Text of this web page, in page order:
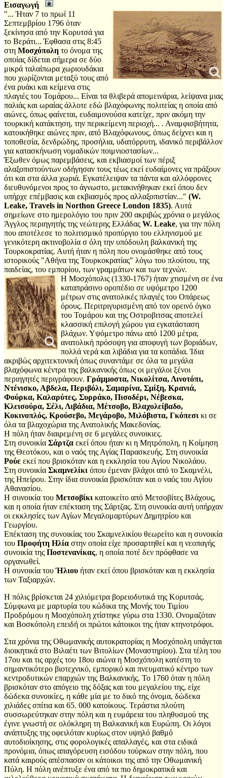
Εισαγωγή
"... Ήταν 7 το πρωί 11
Σεπτεμβρίου 1796 όταν
ξεκίνησα από την Κορυτσά για
το Βεράτι... Έφθασα στις 8:45
στη Μοσχόπολη το όνομα της
οποίας δίδεται σήμερα σε δύο
μικρά ταλαίπωρα χωριουδάκια
που χωρίζονται μεταξύ τους από
ένα ρυάκι και κείμενα στις
πλαγιές του Τομάρου... Είναι τα θλιβερά απομεινάρια, λείψανα μιας
παλιάς και ωραίας άλλοτε εδώ βλαχόφωνης πολιτείας η οποία από
αιώνες, όπως φαίνεται, ευδαιμονούσα κατείχε, πριν ακόμη την
τουρκική κατάκτηση, την περικείμενη περιοχή... . Αναμφισβήτητα,
κατοικήθηκε αιώνες πριν, από Βλαχόφωνους, όπως δείχνει και η
τοποθεσία, δενδρώδης, προσήλια, υδατόρρυτη, ιδανικό περιβάλλον
για κατασκήνωση νομαδικών ποιμνιοστασίων...
Έξωθεν όμως παρεμβάσεις, και εκβιασμοί των πέριξ
αλαξοπιστούντων οδήγησαν τους τέως εκεί ευδαίμονες να πράξουν
ότι και στα άλλα χωριά. Εγκατέλειψαν τα πάντα και αλλόφρονες
διευθυνόμενοι προς το άγνωστο, μετακινήθηκαν εκεί όπου δεν
υπήρχε επέμβασις και εκβιασμός προς αλλαξοπιστίαν..." (W.
Leake, Travels in Northon Greece London 1835). Αυτά
σημείωνε στο ημερολόγιο του πριν 200 ακριβώς χρόνια ο μεγάλος
Άγγλος περιηγητής της νεώτερης Ελλάδας W. Leake, για την πόλη
που αποτέλεσε το πολιτισμικό προπύργιο του ελληνισμού με
γενικότερη ακτινοβολία σ όλη την υπόδουλη βαλκανική της
Τουρκοκρατίας. Αυτή ήταν η πόλη που ονομάσθηκε από τους
ιστορικούς "Αθήνα της Τουρκοκρατίας" λόγω του πλούτου, της
παιδείας, του εμπορίου, των γραμμάτων και των τεχνών.
Η Μοσχόπολις (1330-1767) ήταν χτισμένη σε ένα
καταπράσινο οροπέδιο σε υψόμετρο 1200
μέτρων στις ανατολικές πλαγιές του Οπάρεως
όρους. Περιτριγυρισμένη από τον ορεινό όγκο
του Τομάρου και της Οστροβιτσας αποτελεί
κλασσική επιλογή χώρου για εγκατάσταση
βλάχων. Υψόμετρο πάνω από 1200 μέτρα,
ανατολική πρόσοψη για αποφυγή των βοριάδων,
πολλά νερά και λιβάδια για τα κοπάδια. Ίδια
ακριβώς αρχιτεκτονική όπως συναντάμε σε όλα τα μεγάλα
βλαχόφωνα κέντρα της βαλκανικής όπως οι μεγάλοι ξένοι
περιηγητές περιγράφουν. Γράμμοστα, Νικολίτσα, Λινοτόπι,
Ντένισκο, Αβδελα, Περιβόλι, Σαμαρίνα, Σμίξη, Κρανιά,
Φούρκα, Καλαρύτες, Συρράκο, Πισοδέρι, Νέβεσκα,
Κλεισούρα, Σέλι, Λιβάδια, Μέτσοβο, Βλαχολείβαδο,
Κοκινοπλός, Κρούσεβο, Μεγάροβο, Μιλόβιστα, Γκόπεσι κι σε
όλα τα βλαχοχώρια της Ανατολικής Μακεδονίας.
Η πόλη ήταν διαιρεμένη σε 6 μεγάλες συνοικιες.
Στη συνοικία Σάρτζα εκεί όπου ήταν κι η Μητρόπολη, η Κοίμηση
της Θεοτόκου, και ο ναός της Αγίας Παρασκευής. Στη συνοικία
Ρούε εκεί που βρισκόταν και η εκκλησία του Αγίου Νικολάου.
Στη συνοικία Σκαμνελίκι όπου έμεναν βλάχοι από το Σκαμνέλι,
της Ηπείρου. Στην ίδια συνοικία βρισκόταν και ο ναός του Αγίου
Αθανασίου.
Η συνοικία του Μετσοβίκι κατοικείτο από Μετσοβίτες Βλάχους,
και η οποία ήταν επέκταση της Σάρτζας. Στη συνοικία αυτή υπήρχαν
οι εκκλησίες των Αγίων Μεγαλομαρτύρων Δημητρίου και
Γεωργίου.
Επέκταση της συνοικίας του Σκαμνελικίου θεωρείτο και η συνοικία
του Προφήτη Ηλία στην οποία είχε προσαρτηθεί και η νεοπαγής
συνοικία της Ποστενανίκας, η οποία ποτέ δεν πρόφθασε να
οργανωθεί.
Η συνοικία τουΉλιου ήταν εκεί όπου βρισκόταν και η εκκλησία
των Ταξιαρχών.
Η πόλις βρίσκεται 24 χιλιόμετρα βορειοδυτικά της Κορυτσάς.
Σύμφωνα με μαρτυρία του κώδικα της Μονής του Τιμίου
Προδρόμου η Μοσχόπολη χτίστηκε γύρω στα 1330. Ονομαζόταν
και Βοσκόπολη επειδή οι πρώτοι κάτοικοι της ήταν κτηνοτρόφοι.
Στα χρόνια της Οθωμανικής αυτοκρατορίας η Μοσχόπολη υπάγεται
διοικητικά στο Βιλαέτι των Βιτολίων (Μοναστηρίου). Στα τέλη του
17ου και τις αρχές του 18ου αιώνα η Μοσχόπολη κατέστη το
σημαντικότερο βιοτεχνικό, εμπορικό και πνευματικό κέντρο των
κεντροδυτικών επαρχιών της Βαλκανικής. Το 1760 όταν η πόλη
βρισκόταν στο απόγειο της δόξας και του μεγαλείου της, είχε
δώδεκα συνοικίες, η κάθε μία με το δικό της όνομα, δώδεκα
χιλιάδες σπίτια και 65. 000 κατοίκους. Τεράστια πλούτη
συσσωρεύτηκαν στην πόλη και η ευμάρεια του πληθυσμού της
έγινε γνωστή σε ολόκληρη τη Βαλκανική και Ευρώπη. Οι λόγοι
ανάπτυξης της οφειλόταν κυρίως στον υψηλό βαθμό
αυτοδιοίκησης, στις φορολογικές απαλλαγές, και στα ειδικά
προνόμια, όπως απαγόρευση εισόδου τούρκων στην πόλη, που
κατά καιρούς απέσπασαν οι κάτοικοι της από την Οθωμανική
Πύλη. Η πόλη ανέπτυξε ένα από τα πιο δημοκρατικά και